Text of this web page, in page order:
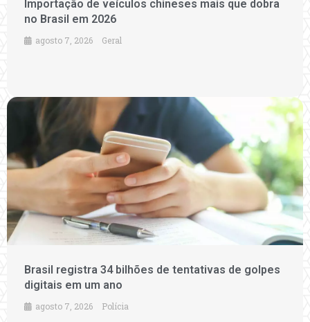
Importação de veículos chineses mais que dobra
no Brasil em 2026
agosto 7, 2026 Geral
Brasil registra 34 bilhões de tentativas de golpes
digitais em um ano
agosto 7, 2026 Polícia